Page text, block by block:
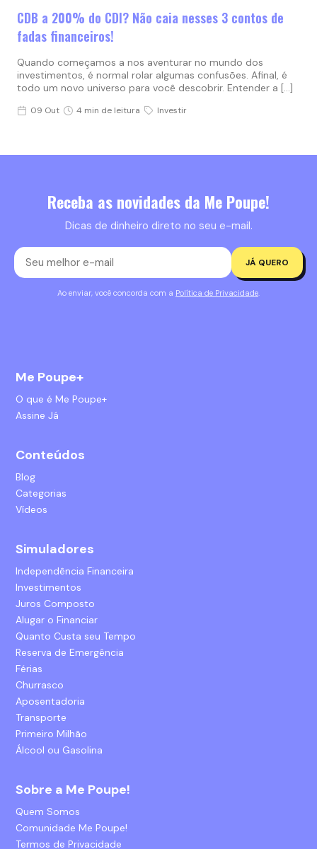
CDB a 200% do CDI? Não caia nesses 3 contos de
fadas financeiros!
Quando começamos a nos aventurar no mundo dos
investimentos, é normal rolar algumas confusões. Afinal, é
todo um novo universo para você descobrir. Entender a […]
09 Out 4 min de leitura Investir
Receba as novidades da Me Poupe!
Dicas de dinheiro direto no seu e-mail.
JÁ QUERO
Ao enviar, você concorda com a Política de Privacidade.
Me Poupe+
O que é Me Poupe+
Assine Já
Conteúdos
Blog
Categorias
Vídeos
Simuladores
Independência Financeira
Investimentos
Juros Composto
Alugar o Financiar
Quanto Custa seu Tempo
Reserva de Emergência
Férias
Churrasco
Aposentadoria
Transporte
Primeiro Milhão
Álcool ou Gasolina
Sobre a Me Poupe!
Quem Somos
Comunidade Me Poupe!
Termos de Privacidade